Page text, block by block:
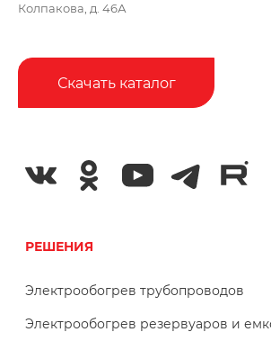
Колпакова, д. 46А
Скачать каталог
РЕШЕНИЯ
Электрообогрев трубопроводов
Электрообогрев резервуаров и